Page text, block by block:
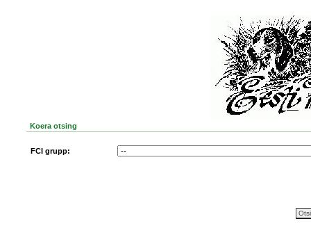
Koera otsing
FCI grupp: